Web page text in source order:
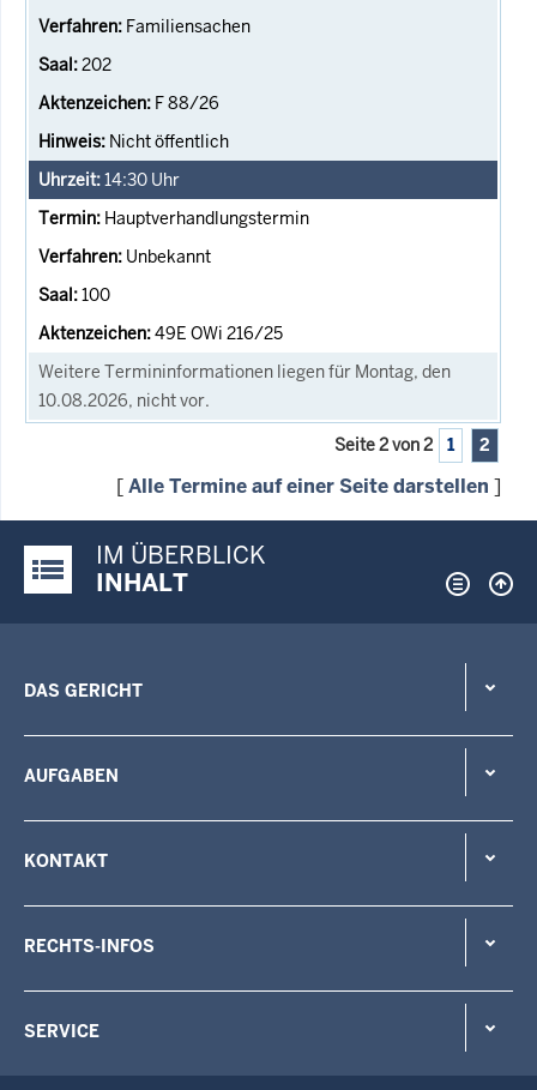
Familiensachen
202
F 88/26
Nicht öffentlich
14:30 Uhr
Hauptverhandlungstermin
Unbekannt
100
49E OWi 216/25
Weitere Termininformationen liegen für Montag, den
10.08.2026, nicht vor.
Seite 2 von 2 1 2
[Alle Termine auf einer Seite darstellen ]
Justiz-Portal im Überblick:
IM ÜBERBLICK
INHALT
DAS GERICHT
AUFGABEN
KONTAKT
RECHTS-INFOS
SERVICE